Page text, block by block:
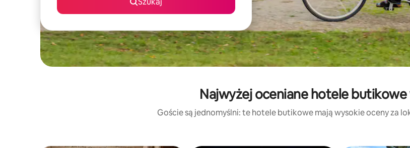
Najwyżej oceniane hotele butikowe
Goście są jednomyślni: te hotele butikowe mają wysokie oceny za